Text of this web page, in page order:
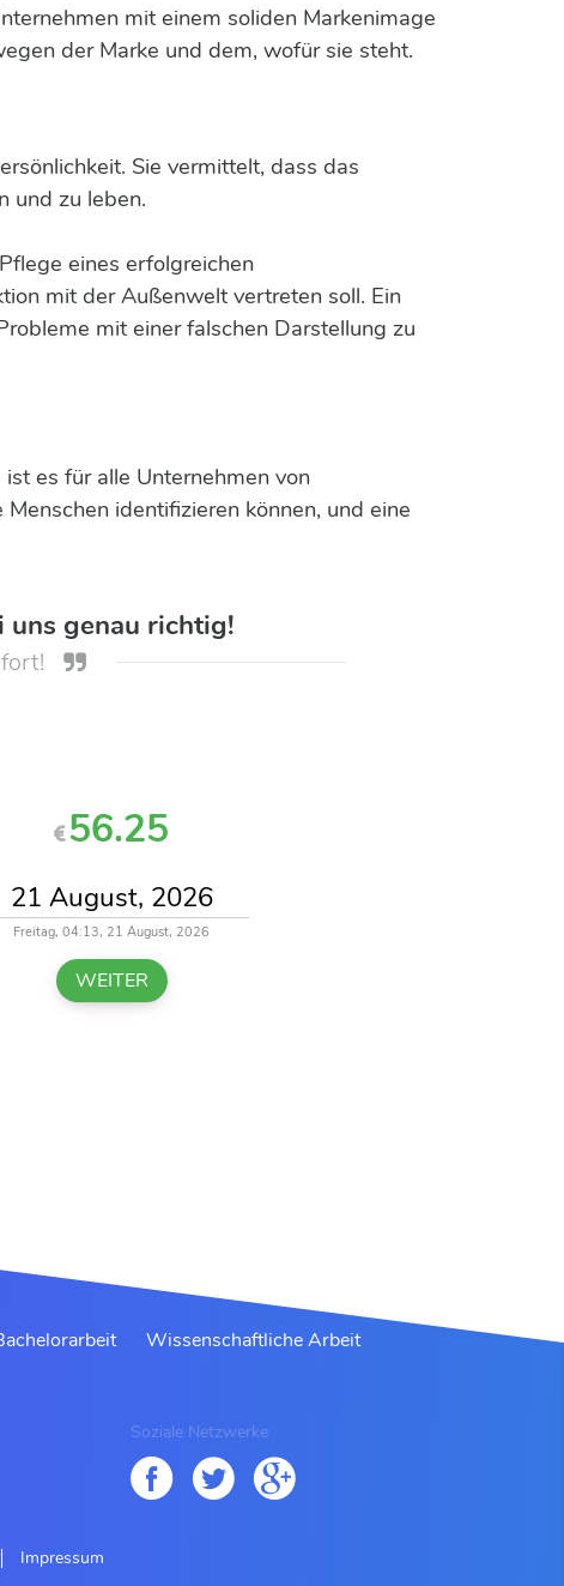
mit einem soliden Markenimage
der Marke und dem, wofür sie steht.
Sie vermittelt, dass das
und zu leben.
eines erfolgreichen
mit der Außenwelt vertreten soll. Ein
mit einer falschen Darstellung zu
es für alle Unternehmen von
identifizieren können, und eine
uns genau richtig!
56.25
Freitag, 04:13, 21 August, 2026
WEITER
Wissenschaftliche Arbeit
Soziale Netzwerke
Impressum